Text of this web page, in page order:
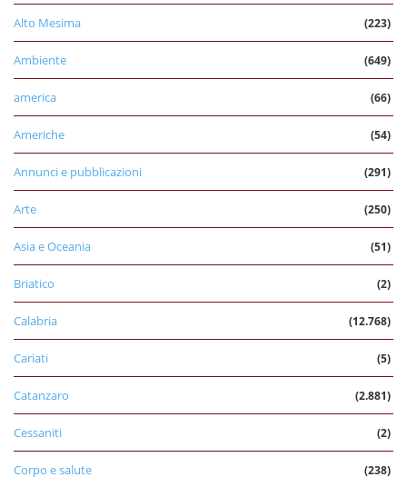
Alto Mesima (223)
Ambiente (649)
america (66)
Americhe (54)
Annunci e pubblicazioni (291)
Arte (250)
Asia e Oceania (51)
Briatico (2)
Calabria (12.768)
Cariati (5)
Catanzaro (2.881)
Cessaniti (2)
Corpo e salute (238)